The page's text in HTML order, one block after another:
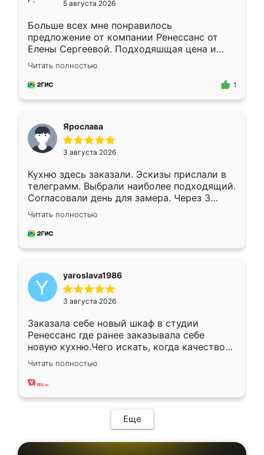
5 августа 2026
Больше всех мне понравилось
предложение от компании Ренессанс от
Елены Сергеевой. Подходяшщая цена и
короткие сроки изготовления. Приехавший
для замера сотрудник Владислав
предложил по моему эскизу самый
Читать полностью
1
Ярослава
3 августа 2026
Кухню здесь заказали. Эскизы прислали в
телеграмм. Выбрали наиболее подходящий.
Согласовали день для замера. Через 3
недели кухня была уже готова. Остались
довольны работой. Спасибо Ренессанс
мебель за качественную работу!
Читать полностью
yaroslava1986
3 августа 2026
Заказала себе новый шкаф в студии
Ренессанс где ранее заказывала себе
новую кухню.Чего искать, когда качеством
вполне довольна. Служит кухня уже почти
два года, нареканий нет.
Читать полностью
Еще